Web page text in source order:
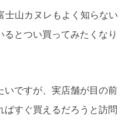
山カヌレもよく知らない
とつい買ってみたくなり
いですが、実店舗が目の前
すぐ買えるだろうと訪問